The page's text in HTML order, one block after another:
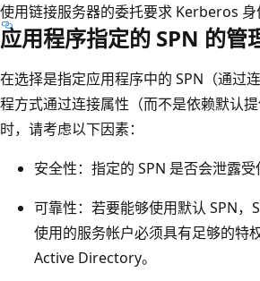
使用链接服务器的委托要求 Kerberos 身
应用程序指定的 SPN 的管
在选择是指定应用程序中的 SPN（通过
程方式通过连接属性（而不是依赖默认提
时，请考虑以下因素：
安全性：指定的 SPN 是否会泄露受
可靠性：若要能够使用默认 SPN，
使用的服务帐户必须具有足够的特
Active Directory。